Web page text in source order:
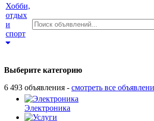
Хобби,
отдых
и
спорт
Выберите категорию
6 493 объявления - смотреть все
Электроника